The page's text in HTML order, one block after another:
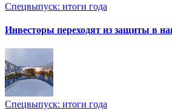
Спецвыпуск: итоги года
Инвесторы переходят из защиты в
Спецвыпуск: итоги года